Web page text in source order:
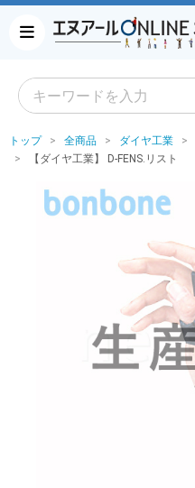
トップ 全商品 ダイヤ工業
【ダイヤ工業】 D-FENS.リスト